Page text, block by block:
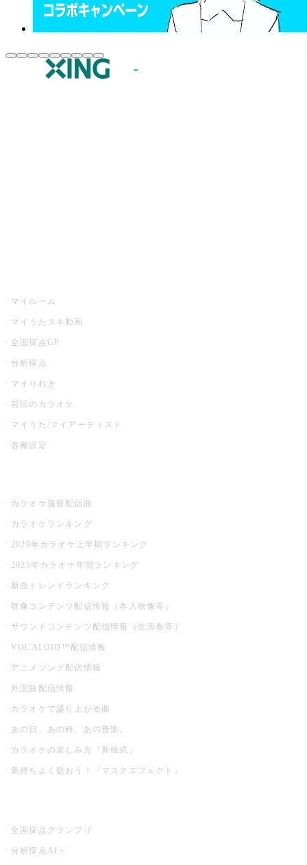
マイルーム
マイうたスキ動画
全国採点GP
分析採点
マイりれき
前回のカラオケ
マイうた/マイアーティスト
各種設定
カラオケ最新配信曲
カラオケランキング
2026年カラオケ上半期ランキング
2025年カラオケ年間ランキング
新曲トレンドランキング
映像コンテンツ配信情報（本人映像等）
サウンドコンテンツ配信情報（生演奏等）
VOCALOID™配信情報
アニメソング配信情報
外国曲配信情報
カラオケで盛り上がる曲
あの日、あの時、あの音楽。
カラオケの楽しみ方『新様式』
気持ちよく歌おう！『マスクエフェクト』
全国採点グランプリ
分析採点AI＋